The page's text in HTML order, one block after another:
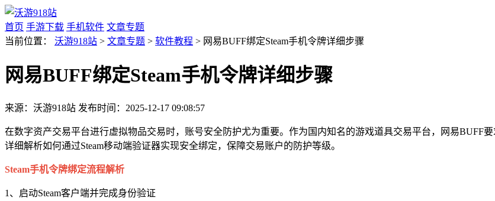
首页 手游下载 手机软件 文章专题
当前位置： 沃游918站 > 文章专题 > 软件教程 > 网易BUFF绑定Steam手机令牌详细步骤
网易BUFF绑定Steam手机令牌详细步骤
来源：沃游918站 发布时间：2025-12-17 09:08:57
在数字资产交易平台进行虚拟物品交易时，账号安全防护尤为重要。作为国内知名的游戏道具交易平台，网易BUFF
详细解析如何通过Steam移动端验证器实现安全绑定，保障交易账户的防护等级。
Steam手机令牌绑定流程解析
1、启动Steam客户端并完成身份验证